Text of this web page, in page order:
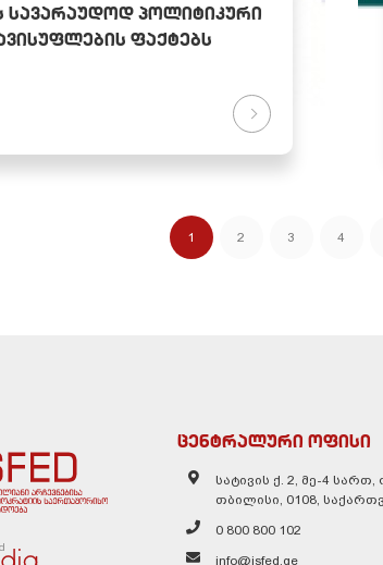
სავარაუდოდ პოლიტიკური
ფაქტებს
1 2 3 4
ცენტრალური ოფისი
სატივის ქ. 2, მე-4 სართ,
თბილისი, 0108,
0 800 800 102
info@isfed.ge